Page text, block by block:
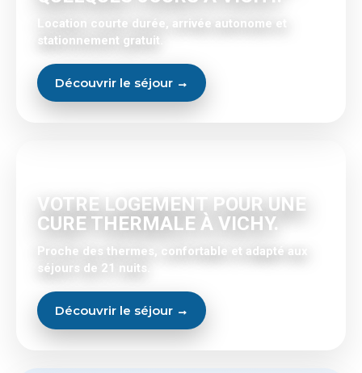
Location courte durée, arrivée autonome et
stationnement gratuit.
Découvrir le séjour →
VOTRE LOGEMENT POUR UNE
CURE THERMALE À VICHY.
Proche des thermes, confortable et adapté aux
séjours de 21 nuits.
Découvrir le séjour →